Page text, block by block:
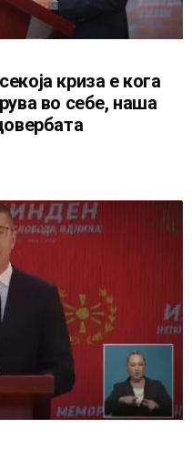
криза е кога
во себе, наша